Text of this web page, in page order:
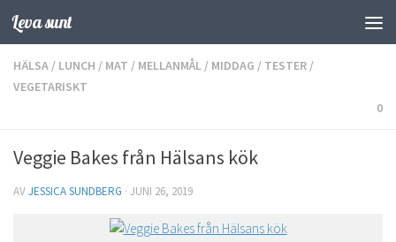
Hoppa till innehåll
Leva sunt
HÄLSA / LUNCH / MAT / MELLANMÅL / MIDDAG / TESTER /
VEGETARISKT
0
Veggie Bakes från Hälsans kök
AVJESSICA SUNDBERG · JUNI 26, 2019